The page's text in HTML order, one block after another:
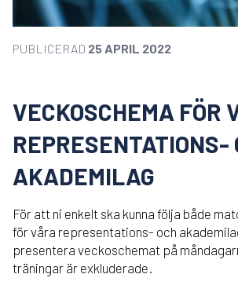
PUBLICERAD 25 APRIL 2022
VECKOSCHEMA FÖR
REPRESENTATIONS-
AKADEMILAG
För att ni enkelt ska kunna följa både
för våra representations- och
presentera veckoschemat på
träningar är exkluderade.